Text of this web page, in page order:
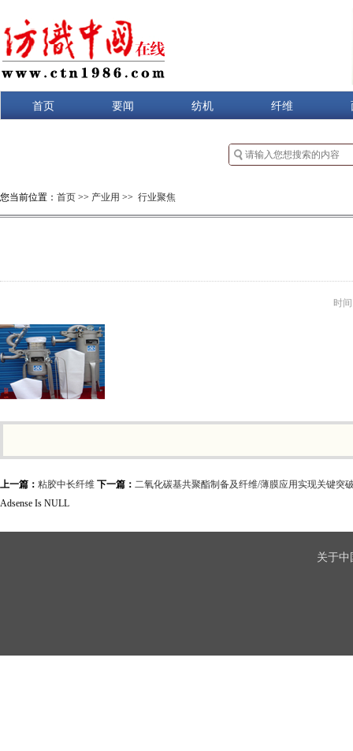
首页 要闻 纺机 纤维
您当前位置： 首页 >> 产业用 >> 行业聚焦
时
上一篇： 粘胶中长纤维 下一篇： 二氧化碳基共聚酯制备及纤维/薄膜应用实现关键突
Adsense Is NULL
关于中